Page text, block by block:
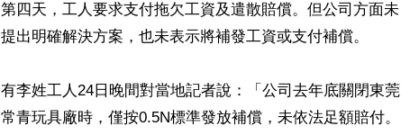
第四天，工人要求支付拖欠工資及遣散賠償。但公司方面未
提出明確解決方案，也未表示將補發工資或支付補償。
有李姓工人24日晚間對當地記者說：「公司去年底關閉東莞
常青玩具廠時，僅按0.5N標準發放補償，未依法足額賠付。